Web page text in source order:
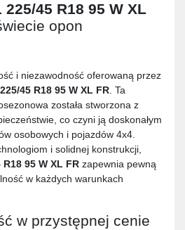
45 R18 95 W XL
opon
i niezawodność oferowaną przez
45 R18 95 W XL FR. Ta
została stworzona z
co czyni ją doskonałym
osobowych i pojazdów 4x4.
i solidnej konstrukcji,
95 W XL FR zapewnia pewną
w każdych warunkach
w przystępnej cenie